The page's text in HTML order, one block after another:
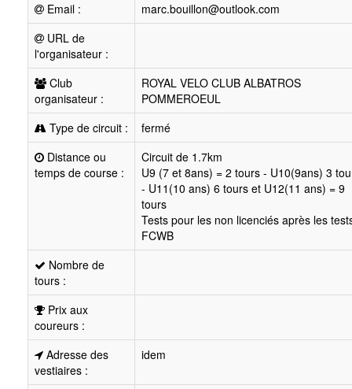
Email :
marc.bouillon@outlook.com
URL de
l'organisateur :
Club
organisateur :
ROYAL VELO CLUB ALBATROS
POMMEROEUL
Type de circuit :
fermé
Distance ou
temps de course :
Circuit de 1.7km
U9 (7 et 8ans) = 2 tours - U10(9ans) 3
- U11(10 ans) 6 tours et U12(11 ans) = 9
tours
Tests pour les non licenciés après les
FCWB
Nombre de
tours :
Prix aux
coureurs :
Adresse des
vestiaires :
idem